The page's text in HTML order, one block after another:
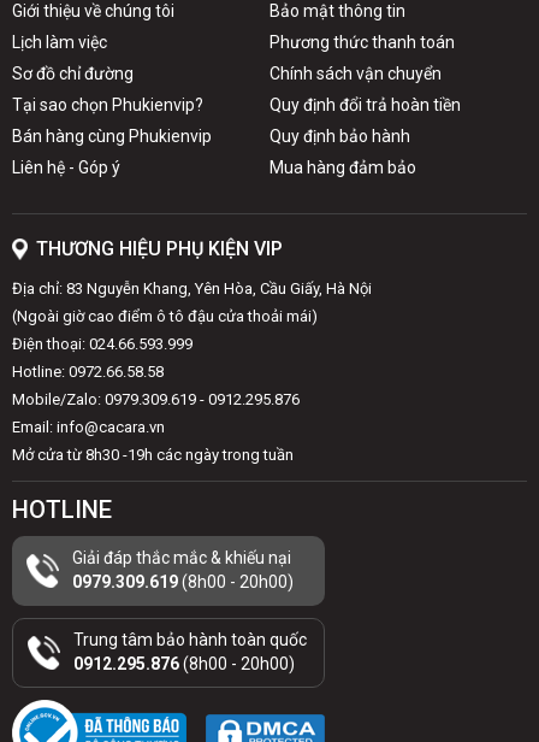
Giới thiệu về chúng tôi
Lịch làm việc
Sơ đồ chỉ đường
Tại sao chọn Phukienvip?
Bán hàng cùng Phukienvip
Liên hệ - Góp ý
Bảo mật thông tin
Phương thức thanh toán
Chính sách vận chuyển
Quy định đổi trả hoàn tiền
Quy định bảo hành
Mua hàng đảm bảo
THƯƠNG HIỆU PHỤ KIỆN VIP
Địa chỉ: 83 Nguyễn Khang, Yên Hòa, Cầu Giấy, Hà Nội
(Ngoài giờ cao điểm ô tô đậu cửa thoải mái)
Điện thoại: 024.66.593.999
Hotline: 0972.66.58.58
Mobile/Zalo: 0979.309.619 - 0912.295.876
Email: info@cacara.vn
Mở cửa từ 8h30 -19h các ngày trong tuần
HOTLINE
Giải đáp thắc mắc & khiếu nại
0979.309.619(8h00 - 20h00)
Trung tâm bảo hành toàn quốc
0912.295.876(8h00 - 20h00)